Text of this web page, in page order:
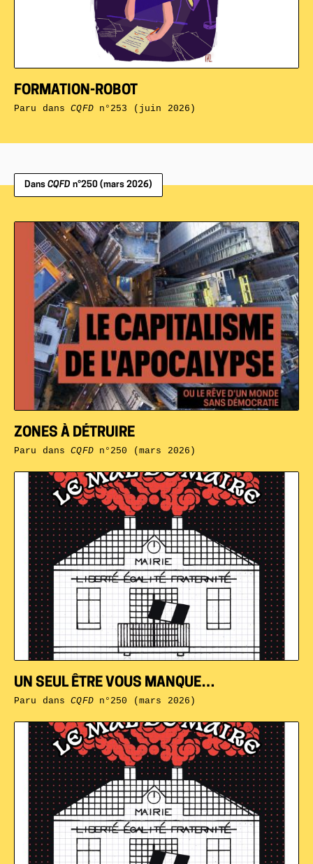
FORMATION-ROBOT
Paru dansCQFDn°253 (juin 2026)
Dans CQFD n°250 (mars 2026)
UN SEUL ÊTRE VOUS MANQUE…
Paru dansCQFDn°250 (mars 2026)
ZONES À DÉTRUIRE
Paru dansCQFDn°250 (mars 2026)